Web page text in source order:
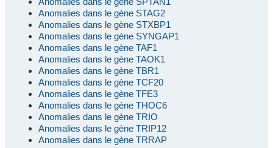
Anomalies dans le gène STAG2
Anomalies dans le gène STXBP1
Anomalies dans le gène SYNGAP1
Anomalies dans le gène TAF1
Anomalies dans le gène TAOK1
Anomalies dans le gène TBR1
Anomalies dans le gène TCF20
Anomalies dans le gène TFE3
Anomalies dans le gène THOC6
Anomalies dans le gène TRIO
Anomalies dans le gène TRIP12
Anomalies dans le gène TRRAP